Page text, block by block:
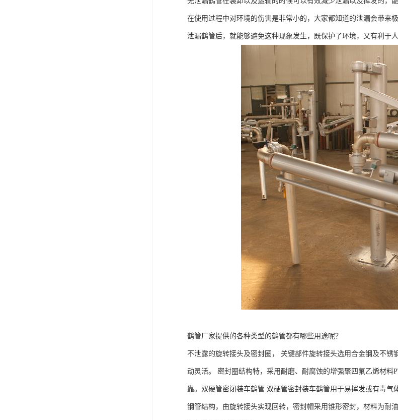
在使用过程中对环境的伤害是非常小的，大家都知道的泄漏会带来
泄漏鹤管后，就能够避免这种现象发生，既保护了环境，又有利于人
鹤管厂家提供的各种类型的鹤管都有哪些用途呢？
不泄露的旋转接头及密封圈， 关键部件旋转接头选用合金钢及不
动灵活。 密封圈结构特，采用耐磨、耐腐蚀的增强聚四氟乙烯材料
靠。双硬管密闭装车鹤管 双硬管密封装车鹤管用于易挥发或有毒
钢管结构，由旋转接头实现回转，密封帽采用锥形密封，材料为耐